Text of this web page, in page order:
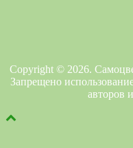
Copyright © 2026.
Запрещено
авторов